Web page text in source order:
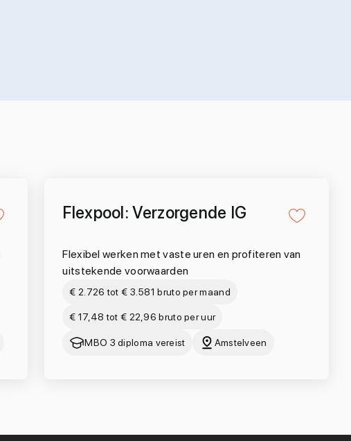
Flexpool: Verzorgende IG
Flexibel werken met vaste uren en profiteren van
uitstekende voorwaarden
€ 2.726 tot € 3.581 bruto per maand
€ 17,48 tot € 22,96 bruto per uur
MBO 3 diploma vereist Amstelveen